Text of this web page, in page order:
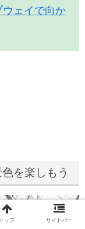
ェイで向か
を楽しもう
トップ サイドバー